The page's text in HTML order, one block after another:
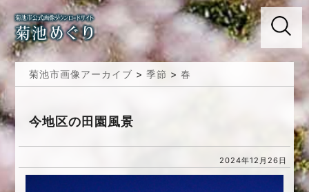
菊池市画像アーカイブ > 季節 > 春
今地区の田園風景
2024年12月26日